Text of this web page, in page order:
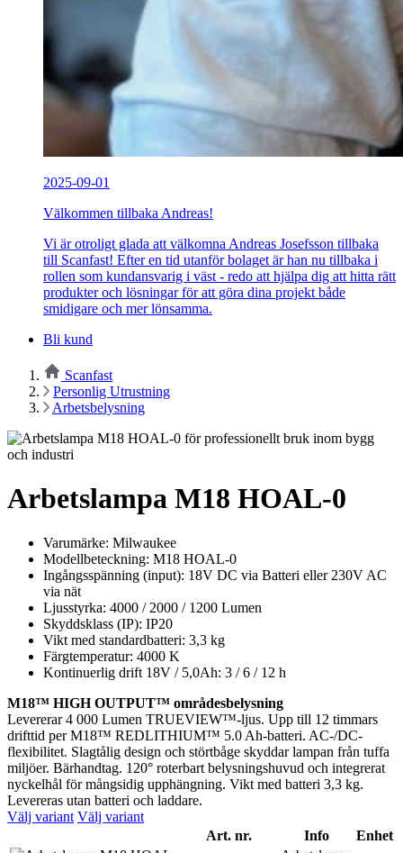
2025-09-01
Välkommen tillbaka Andreas!
Vi är otroligt glada att välkomna Andreas Josefsson tillbaka
till Scanfast! Efter en tid utanför bolaget är han nu tillbaka i
rollen som kundansvarig i väst - redo att hjälpa dig att hitta rätt
produkter och lösningar för att göra dina projekt både
smidigare och mer lönsamma.
Bli kund
Scanfast
Personlig Utrustning
Arbetsbelysning
Arbetslampa M18 HOAL-0
Varumärke: Milwaukee
Modellbeteckning: M18 HOAL-0
Ingångsspänning (input): 18V DC via Batteri eller 230V AC
via nät
Ljusstyrka: 4000 / 2000 / 1200 Lumen
Skyddsklass (IP): IP20
Vikt med standardbatteri: 3,3 kg
Färgtemperatur: 4000 K
Kontinuerlig drift 18V / 5,0Ah: 3 / 6 / 12 h
M18™ HIGH OUTPUT™ områdesbelysning
Levererar 4 000 Lumen TRUEVIEW™-ljus. Upp till 12 timmars
drifttid per M18™ REDLITHIUM™ 5.0 Ah-batteri. AC-/DC-
flexibilitet. Slagtålig design och störtbåge skyddar lampan från tuffa
miljöer. Bärhandtag. 120° roterbart belysningshuvud och integrerat
nyckelhål för mångsidig upphängning. Vikt med batteri 3,3 kg.
Levereras utan batteri och laddare.
Välj variant Välj variant
Art. nr.
Info Enhet